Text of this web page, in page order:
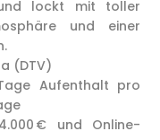
lockt mit toller
und einer
(DTV)
Aufenthalt pro
€ und Online-